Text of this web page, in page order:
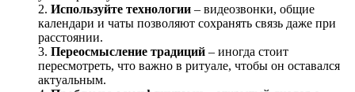
Используйте технологии – видеозвонки, общие
календари и чаты позволяют сохранять связь даже при
расстоянии.
Переосмысление традиций – иногда стоит
пересмотреть, что важно в ритуале, чтобы он оставался
актуальным.